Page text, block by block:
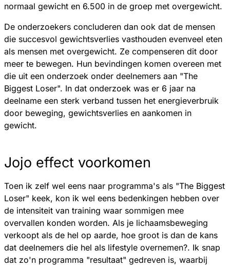
normaal gewicht en 6.500 in de groep met overgewicht.
De onderzoekers concluderen dan ook dat de mensen
die succesvol gewichtsverlies vasthouden evenveel eten
als mensen met overgewicht. Ze compenseren dit door
meer te bewegen. Hun bevindingen komen overeen met
die uit een onderzoek onder deelnemers aan "The
Biggest Loser". In dat onderzoek was er 6 jaar na
deelname een sterk verband tussen het energieverbruik
door beweging, gewichtsverlies en aankomen in
gewicht.
Jojo effect voorkomen
Toen ik zelf wel eens naar programma's als "The Biggest
Loser" keek, kon ik wel eens bedenkingen hebben over
de intensiteit van training waar sommigen mee
overvallen konden worden. Als je lichaamsbeweging
verkoopt als de hel op aarde, hoe groot is dan de kans
dat deelnemers die hel als lifestyle overnemen?. Ik snap
dat zo'n programma "resultaat" gedreven is, waarbij